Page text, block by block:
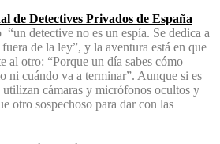
de Detectives Privados de España
detective no es un espía. Se dedica a
de la ley”, y la aventura está en que
al otro: “Porque un día sabes cómo
ni cuándo va a terminar”. Aunque si es
utilizan cámaras y micrófonos ocultos y
otro sospechoso para dar con las